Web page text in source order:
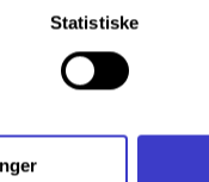
Du kan også velge
teknologi, og
Statistiske